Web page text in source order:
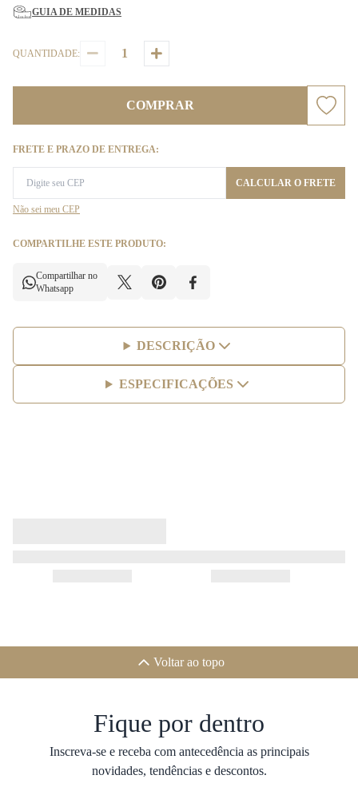
GUIA DE MEDIDAS
QUANTIDADE:
COMPRAR
FRETE E PRAZO DE ENTREGA:
CALCULAR O FRETE
Não sei meu CEP
COMPARTILHE ESTE PRODUTO:
Compartilhar no
Whatsapp
DESCRIÇÃO
ESPECIFICAÇÕES
Voltar ao topo
Fique por dentro
Inscreva-se e receba com antecedência as principais
novidades, tendências e descontos.